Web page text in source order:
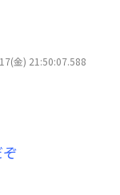
金) 21:50:07.588